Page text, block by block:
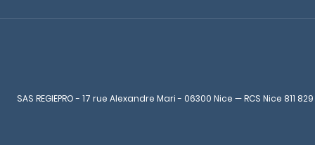
SAS REGIEPRO - 17 rue Alexandre Mari - 06300 Nice — RCS Nice 811